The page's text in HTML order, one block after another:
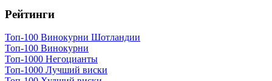
Рейтинги
Топ-100 Винокурни Шотландии
Топ-100 Винокурни
Топ-1000 Негоцианты
Топ-1000 Лучший виски